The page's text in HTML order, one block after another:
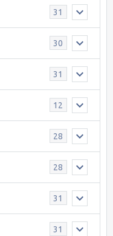
31
30
31
12
28
28
31
31